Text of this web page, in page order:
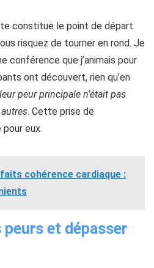
constitue le point de départ
risquez de tourner en rond. Je
conférence que j’animais pour
ont découvert, rien qu’en
leur peur principale n’était pas
. Cette prise de
eux.
cohérence cardiaque :
peurs et dépasser